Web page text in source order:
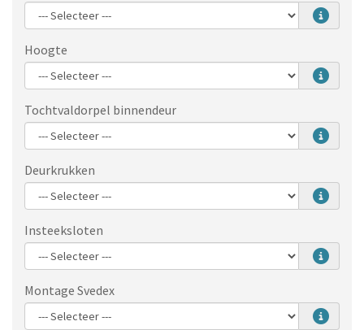
Hoogte
Tochtvaldorpel binnendeur
Deurkrukken
Insteeksloten
Montage Svedex